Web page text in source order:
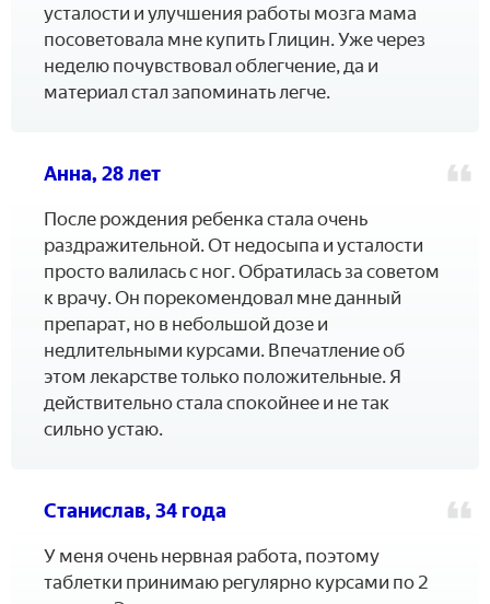
усталости и улучшения работы мозга мама
посоветовала мне купить Глицин. Уже через
неделю почувствовал облегчение, да и
материал стал запоминать легче.
Анна, 28 лет
После рождения ребенка стала очень
раздражительной. От недосыпа и усталости
просто валилась с ног. Обратилась за советом
к врачу. Он порекомендовал мне данный
препарат, но в небольшой дозе и
недлительными курсами. Впечатление об
этом лекарстве только положительные. Я
действительно стала спокойнее и не так
сильно устаю.
Станислав, 34 года
У меня очень нервная работа, поэтому
таблетки принимаю регулярно курсами по 2